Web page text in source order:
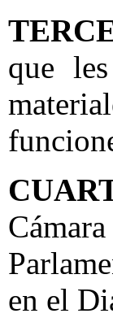
que
en el